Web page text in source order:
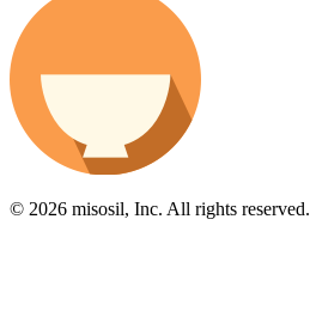
© 2026 misosil, Inc. All rights reserved.